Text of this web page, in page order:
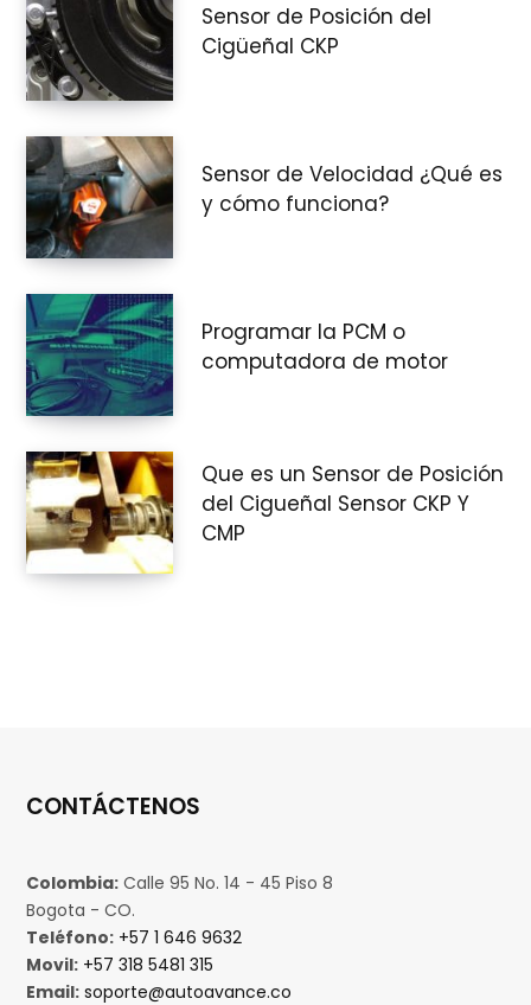
Sensor de Posición del
Cigüeñal CKP
Sensor de Velocidad ¿Qué es
y cómo funciona?
Programar la PCM o
computadora de motor
Que es un Sensor de Posición
del Cigueñal Sensor CKP Y
CMP
CONTÁCTENOS
Colombia: Calle 95 No. 14 - 45 Piso 8
Bogota - CO.
Teléfono: +57 1 646 9632
Movil: +57 318 5481 315
Email: soporte@autoavance.co